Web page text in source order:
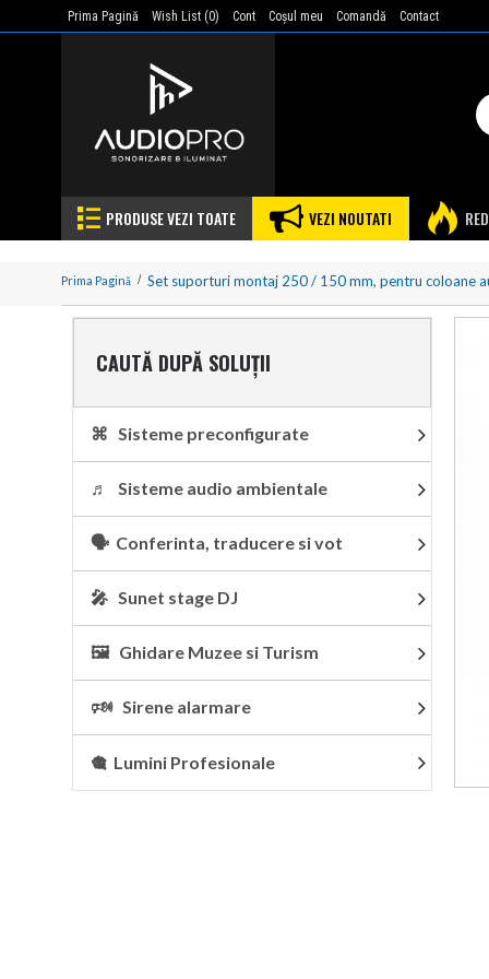
Prima Pagină Wish List (0) Cont Coşul meu Comandă Contact
PRODUSE VEZI TOATE VEZI NOUTATI
Prima Pagină Set suporturi montaj 250 / 150 mm, pentru coloane
CAUTĂ DUPĂ SOLUȚII
⌘ Sisteme preconfigurate
♬ Sisteme audio ambientale
🗣 Conferinta, traducere si vot
🎤 Sunet stage DJ
🖼 Ghidare Muzee si Turism
🕬 Sirene alarmare
🎕 Lumini Profesionale